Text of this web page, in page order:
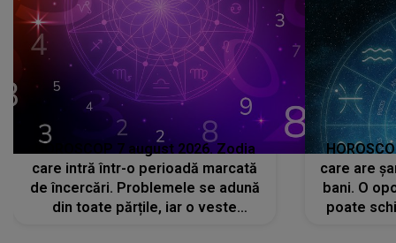
HOROSCOP 7 august 2026. Zodia
care intră într-o perioadă marcată
de încercări. Problemele se adună
din toate părțile, iar o veste
care are
bani. O
poate